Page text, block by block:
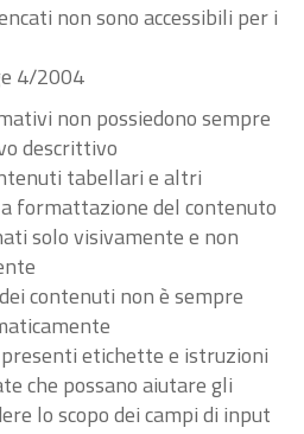
non sono accessibili per i
4/2004
non possiedono sempre
descrittivo
tabellari e altri
formattazione del contenuto
solo visivamente e non
contenuti non è sempre
etichette e istruzioni
che possano aiutare gli
lo scopo dei campi di input